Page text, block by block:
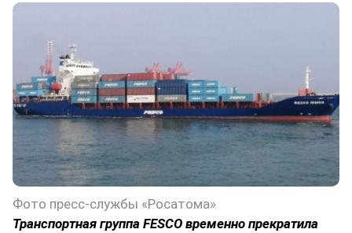
Фото пресс-службы «Росатома»
Транспортная группа FESCO временно прекратила